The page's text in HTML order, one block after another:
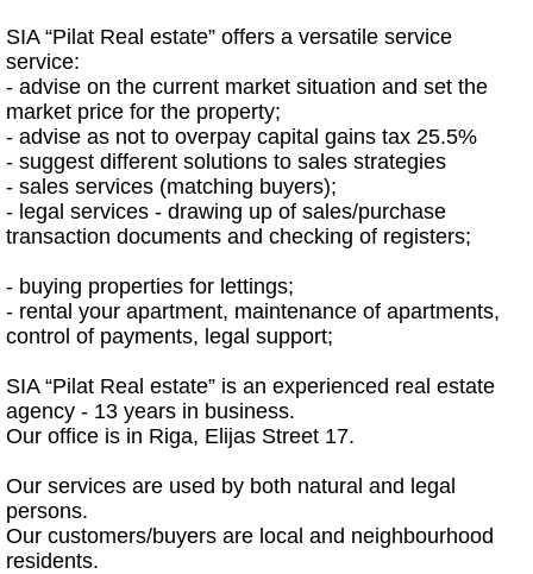
SIA “Pilat Real estate” offers a versatile service
service:
- advise on the current market situation and set the
market price for the property;
- advise as not to overpay capital gains tax 25.5%
- suggest different solutions to sales strategies
- sales services (matching buyers);
- legal services - drawing up of sales/purchase
transaction documents and checking of registers;
- buying properties for lettings;
- rental your apartment, maintenance of apartments,
control of payments, legal support;
SIA “Pilat Real estate” is an experienced real estate
agency - 13 years in business.
Our office is in Riga, Elijas Street 17.
Our services are used by both natural and legal
persons.
Our customers/buyers are local and neighbourhood
residents.